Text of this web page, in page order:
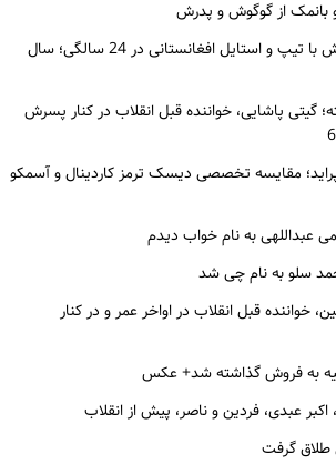
بانمک از گوگوش و پدرش
سفر به گذشته؛ گوگوش با تیپ و استایل افغانستانی در 24 سالگی؛ سال
پاشایی، خواننده قبل انقلاب در کنار پسرش
مقایسه تخصصی دیسک ترمز کاردینال و آسمکو
عبداللهی به نام خواب دیدم
سلو به نام چی شد
خواننده قبل انقلاب در اواخر عمر و در کنار
به فروش گذاشته شد+ عکس
عبدی، فردین و ناصر، پیش از انقلاب
طلاق گرفت